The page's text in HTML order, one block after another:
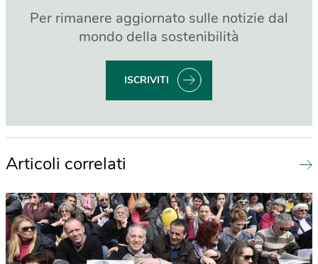
Per rimanere aggiornato sulle notizie dal
mondo della sostenibilità
ISCRIVITI
Articoli correlati